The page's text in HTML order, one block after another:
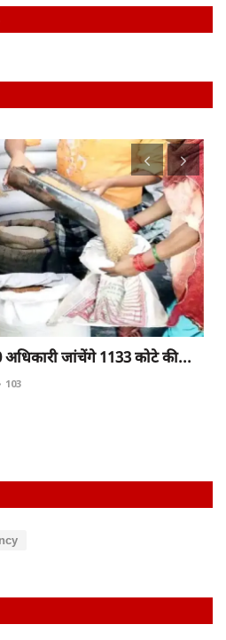
पेड़ से टकराई बाइक युवक की